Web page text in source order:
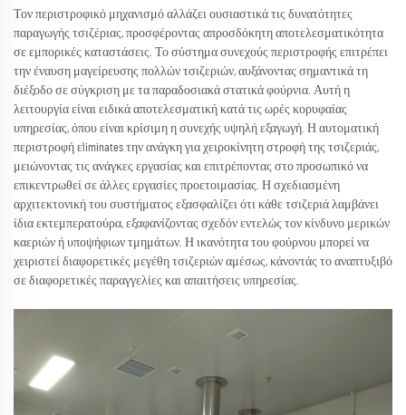
Τον περιστροφικό μηχανισμό αλλάζει ουσιαστικά τις δυνατότητες
παραγωγής τσιζέριας, προσφέροντας απροσδόκητη αποτελεσματικότητα
σε εμπορικές καταστάσεις. Το σύστημα συνεχούς περιστροφής επιτρέπει
την έναυση μαγείρευσης πολλών τσιζεριών, αυξάνοντας σημαντικά τη
διέξοδο σε σύγκριση με τα παραδοσιακά στατικά φούρνια. Αυτή η
λειτουργία είναι ειδικά αποτελεσματική κατά τις ωρές κορυφαίας
υπηρεσίας, όπου είναι κρίσιμη η συνεχής υψηλή εξαγωγή. Η αυτοματική
περιστροφή εliminates την ανάγκη για χειροκίνητη στροφή της τσιζεριάς,
μειώνοντας τις ανάγκες εργασίας και επιτρέποντας στο προσωπικό να
επικεντρωθεί σε άλλες εργασίες προετοιμασίας. Η σχεδιασμένη
αρχιτεκτονική του συστήματος εξασφαλίζει ότι κάθε τσιζεριά λαμβάνει
ίδια εκτεμπερατούρα, εξαφανίζοντας σχεδόν εντελώς τον κίνδυνο μερικών
καεριών ή υποψήφιων τμημάτων. Η ικανότητα του φούρνου μπορεί να
χειριστεί διαφορετικές μεγέθη τσιζεριών αμέσως, κάνοντάς το αναπτυξιβό
σε διαφορετικές παραγγελίες και απαιτήσεις υπηρεσίας.